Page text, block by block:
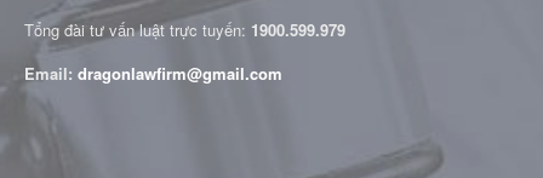
Tổng đài tư vấn luật trực tuyến: 1900.599.979
Email: dragonlawfirm@gmail.com